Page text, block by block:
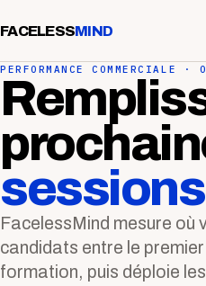
FACELESSMIND
PERFORMANCE COMMERCIALE ·
FacelessMind mesure où
candidats entre le premier
formation, puis déploie